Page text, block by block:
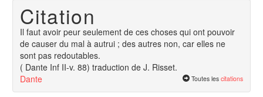
Citation
Il faut avoir peur seulement de ces choses qui ont pouvoir
de causer du mal à autrui ; des autres non, car elles ne
sont pas redoutables.
( Dante Inf II-v. 88) traduction de J. Risset.
Dante
Toutes les citations